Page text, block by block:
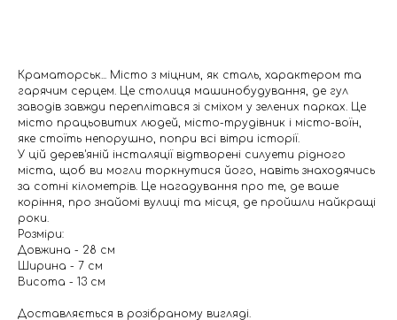
Краматорськ... Місто з міцним, як сталь, характером та
гарячим серцем. Це столиця машинобудування, де гул
заводів завжди переплітався зі сміхом у зелених парках. Це
місто працьовитих людей, місто-трудівник і місто-воїн,
яке стоїть непорушно, попри всі вітри історії.
У цій дерев'яній інсталяції відтворені силуети рідного
міста, щоб ви могли торкнутися його, навіть знаходячись
за сотні кілометрів. Це нагадування про те, де ваше
коріння, про знайомі вулиці та місця, де пройшли найкращі
роки.
Розміри:
Довжина - 28 см
Ширина - 7 см
Висота - 13 см
Доставляється в розібраному вигляді.